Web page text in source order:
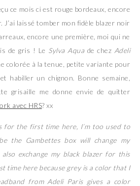
ce mois ci est rouge bordeaux, encore
laissé tomber mon fidèle blazer noir
encore une première, moi qui ne
de gris ! Le Sylva Aqua de chez Adeli
colorée à la tenue, petite variante pour
habiller un chignon. Bonne semaine,
grisaille me donne envie de quitter
avec HRS? xx
for the first time here, I’m too used to
the Gambettes box will change my
exchange my black blazer for this
time here because grey is a color that I
from Adeli Paris gives a color